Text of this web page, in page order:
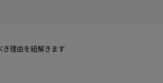
き理由を紐解きます